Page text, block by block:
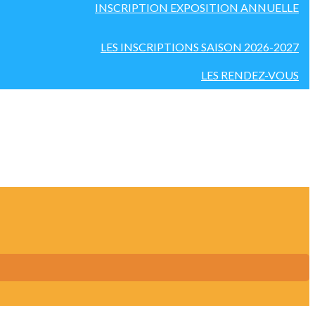
INSCRIPTION EXPOSITION ANNUELLE
LES INSCRIPTIONS SAISON 2026-2027
LES RENDEZ-VOUS